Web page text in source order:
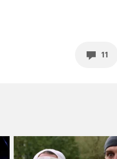
11